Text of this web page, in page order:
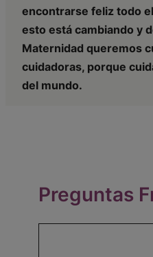
encontrarse feliz todo
esto está cambiando y
Maternidad queremos
cuidadoras, porque
del mundo.
Preguntas